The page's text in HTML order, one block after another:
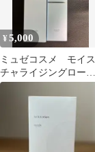
¥5,000
ミュゼコスメ モイス
チャライジングローシ
ョン＆ミルク（化粧水
＆乳液）